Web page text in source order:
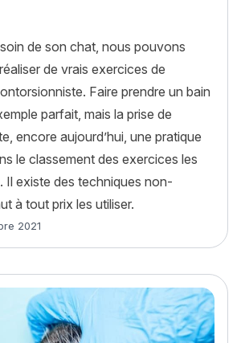
de son chat, nous pouvons
de vrais exercices de
Faire prendre un bain
parfait, mais la prise de
encore aujourd’hui, une pratique
le classement des exercices les
Il existe des techniques non-
à tout prix les utiliser.
2021